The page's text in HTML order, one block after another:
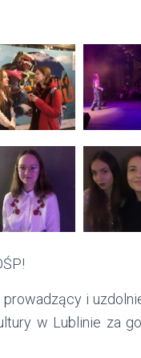
i
w Lublinie za